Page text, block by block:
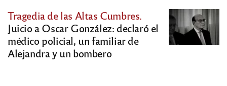
Tragedia de las Altas Cumbres.
Juicio a Oscar González: declaró el
médico policial, un familiar de
Alejandra y un bombero